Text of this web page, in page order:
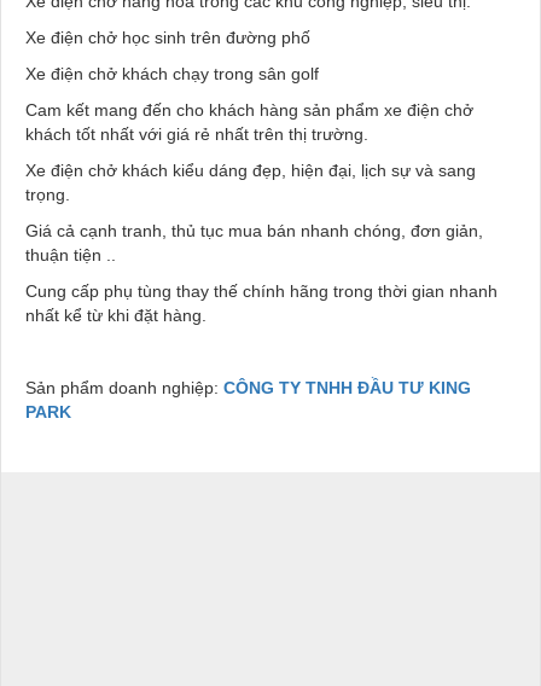
Xe điện chở học sinh trên đường phố
Xe điện chở khách chạy trong sân golf
Cam kết mang đến cho khách hàng sản phẩm xe điện chở
khách tốt nhất với giá rẻ nhất trên thị trường.
Xe điện chở khách kiểu dáng đẹp, hiện đại, lịch sự và sang
trọng.
Giá cả cạnh tranh, thủ tục mua bán nhanh chóng, đơn giản,
thuận tiện ..
Cung cấp phụ tùng thay thế chính hãng trong thời gian nhanh
nhất kể từ khi đặt hàng.
Sản phẩm doanh nghiệp: CÔNG TY TNHH ĐẦU TƯ KING
PARK